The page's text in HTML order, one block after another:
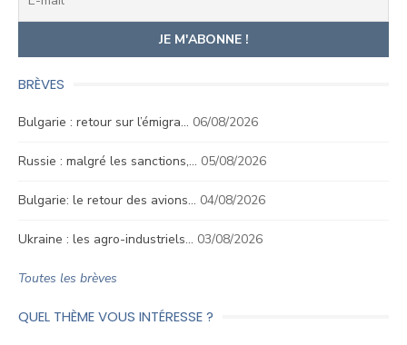
BRÈVES
Bulgarie : retour sur l’émigra… 06/08/2026
Russie : malgré les sanctions,… 05/08/2026
Bulgarie: le retour des avions… 04/08/2026
Ukraine : les agro-industriels… 03/08/2026
Toutes les brèves
QUEL THÈME VOUS INTÉRESSE ?